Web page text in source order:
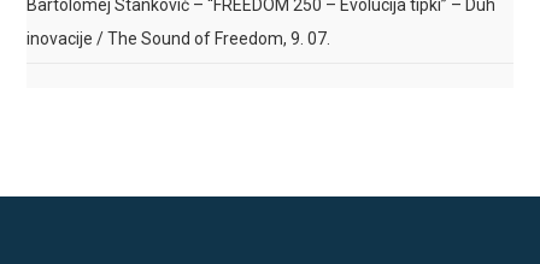
Bartolomej Stanković – “FREEDOM 250 – Evolucija tipki” – Duh
inovacije / The Sound of Freedom, 9. 07.